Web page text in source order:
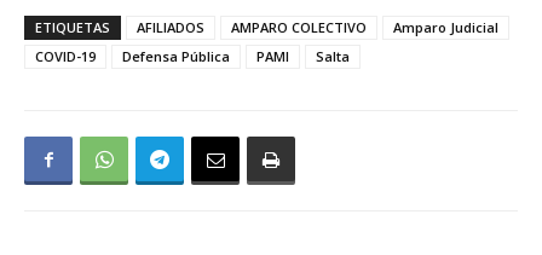
ETIQUETAS AFILIADOS AMPARO COLECTIVO
Amparo Judicial
COVID-19
Defensa Pública PAMI Salta